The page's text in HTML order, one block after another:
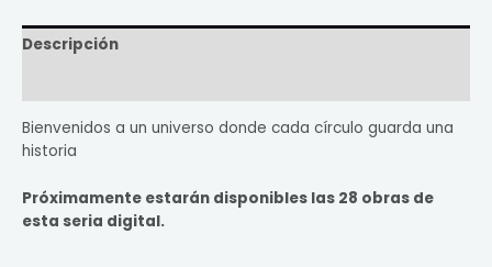
Descripción
Bienvenidos a un universo donde cada círculo guarda una
historia
Próximamente estarán disponibles las 28 obras de
esta seria digital.